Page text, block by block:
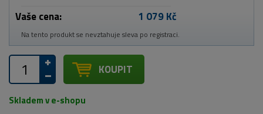
Vaše cena: 1 079 Kč
Na tento produkt se nevztahuje sleva po registraci.
KOUPIT
Skladem v e-shopu